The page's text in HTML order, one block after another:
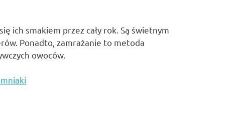
ich smakiem przez cały rok. Są świetnym
Ponadto, zamrażanie to metoda
owoców.